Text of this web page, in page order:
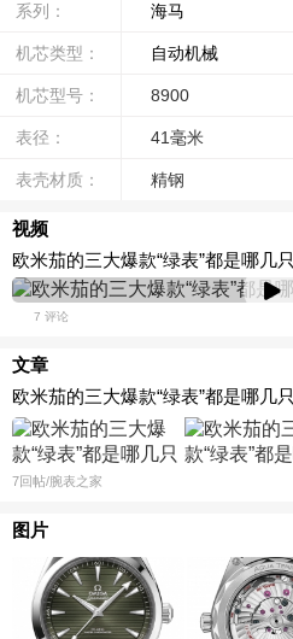
系列： 海马
机芯类型： 自动机械
机芯型号： 8900
表径： 41毫米
表壳材质： 精钢
视频
欧米茄的三大爆款“绿表”都是哪几只
7 评论
文章
欧米茄的三大爆款“绿表”都是哪几只
7回帖/腕表之家
图片